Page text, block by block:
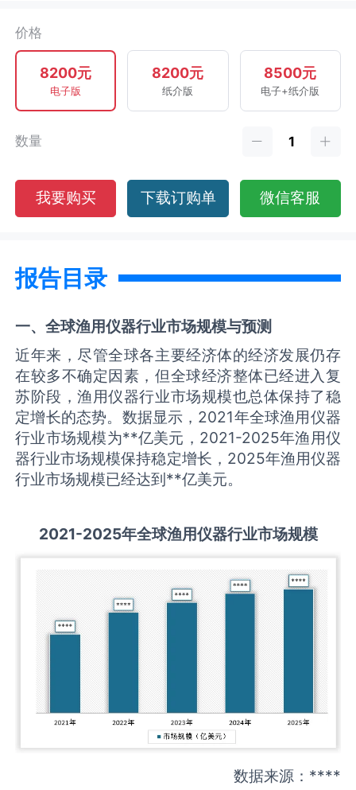
价格
8200元
电子版
8200元
纸介版
8500元
电子+纸介版
数量
我要购买 下载订购单 微信客服
报告目录
一、全球渔用仪器行业市场规模与预测
近年来，尽管全球各主要经济体的经济发展仍存
在较多不确定因素，但全球经济整体已经进入复
苏阶段，渔用仪器行业市场规模也总体保持了稳
定增长的态势。数据显示，2021年全球渔用仪器
行业市场规模为**亿美元，2021-2025年渔用仪
器行业市场规模保持稳定增长，2025年渔用仪器
行业市场规模已经达到**亿美元。
2021-2025年全球渔用仪器行业市场规模
数据来源：****